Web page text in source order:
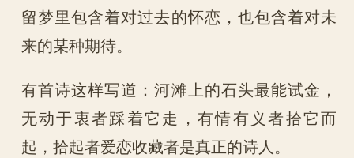
留梦里包含着对过去的怀恋，也包含着对未
来的某种期待。
有首诗这样写道：河滩上的石头最能试金，
无动于衷者踩着它走，有情有义者拾它而
起，拾起者爱恋收藏者是真正的诗人。